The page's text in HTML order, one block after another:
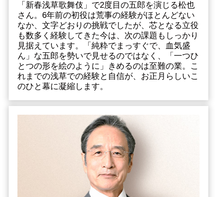
「新春浅草歌舞伎」で2度目の五郎を演じる松也
さん。6年前の初役は荒事の経験がほとんどない
なか、文字どおりの挑戦でしたが、芯となる立役
も数多く経験してきた今は、次の課題もしっかり
見据えています。「純粋でまっすぐで、血気盛
ん」な五郎を勢いで見せるのではなく、「一つひ
とつの形を絵のように」きめるのは至難の業。こ
れまでの浅草での経験と自信が、お正月らしいこ
のひと幕に凝縮します。